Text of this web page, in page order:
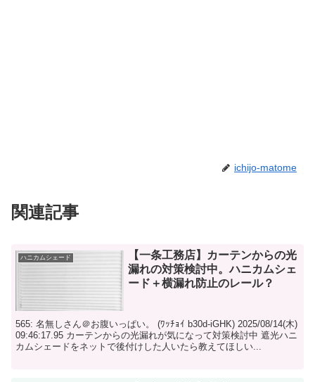
ichijo-matome
関連記事
ハニカムシェード
【一条工務店】カーテンからの光
漏れの対策検討中。ハニカムシェ
ード＋横漏れ防止のレール？
565: 名無しさん＠お腹いっぱい。 (ﾜｯﾁｮｲ b30d-iGHK) 2025/08/14(木)
09:46:17.95 カーテンからの光漏れが気になって対策検討中 遮光ハニ
カムシェードをネットで後付けした人いたら教えてほしい...